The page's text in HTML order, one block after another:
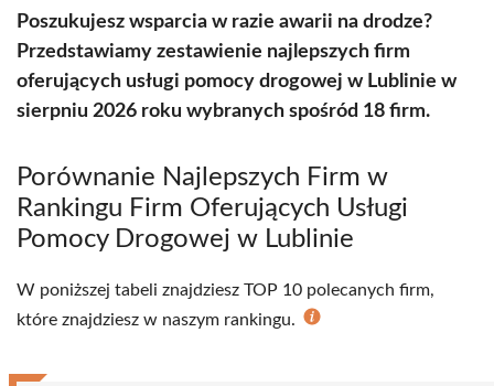
Poszukujesz wsparcia w razie awarii na drodze?
Przedstawiamy zestawienie najlepszych firm
oferujących usługi pomocy drogowej w Lublinie w
sierpniu 2026 roku wybranych spośród 18 firm.
Porównanie Najlepszych Firm w
Rankingu Firm Oferujących Usługi
Pomocy Drogowej w Lublinie
W poniższej tabeli znajdziesz TOP 10 polecanych firm,
które znajdziesz w naszym rankingu.